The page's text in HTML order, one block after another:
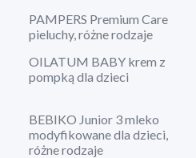
PAMPERS Premium Care
pieluchy, różne rodzaje
OILATUM BABY krem z
pompką dla dzieci
BEBIKO Junior 3 mleko
modyfikowane dla dzieci,
różne rodzaje